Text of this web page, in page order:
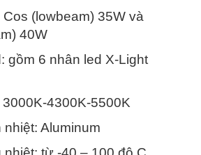
(lowbeam) 35W và
40W
gồm 6 nhân led X-Light
4300K-5500K
Aluminum